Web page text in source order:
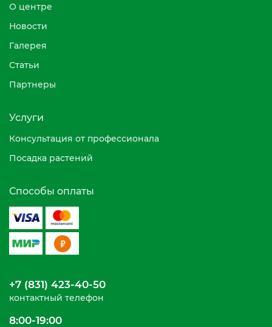
О центре
Новости
Галерея
Статьи
Партнеры
Услуги
Консультация от профессионала
Посадка растений
Способы оплаты
+7 (831) 423-40-50
контактный телефон
8:00-19:00